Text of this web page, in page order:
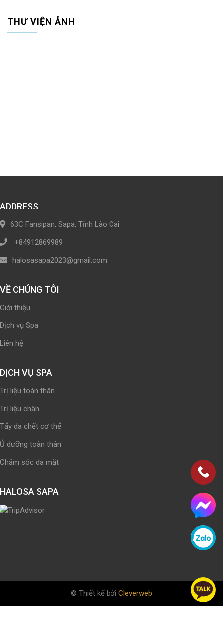
THƯ VIỆN ẢNH
ADDRESS
63C Fansipan, Sapa, Tỉnh Lào Cai
+84912869989
halosasapa2023@gmail.com
VỀ CHÚNG TÔI
Giới thiệu
Dịch vụ Spa
Liên hệ
DỊCH VỤ SPA
Trị liệu toàn thân
Trị liệu chân
Tẩy da chết cơ thể
Ủ dưỡng toàn thân
Chăm sóc da mặt
HALOSA SAPA
© Thiết kế bởi Cleverweb